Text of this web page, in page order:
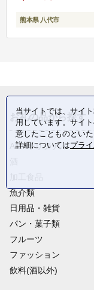
熊本県 八代市
お礼の品から探す
ANAオリジナル
魚介類
日用品・雑貨
パン・菓子類
フルーツ
ファッション
飲料(酒以外)
当サイトでは、サイ
用しています。サイ
意したことものといた
詳細についてはプラ